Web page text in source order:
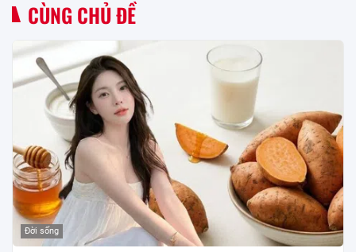
CÙNG CHỦ ĐỀ
Đời sống